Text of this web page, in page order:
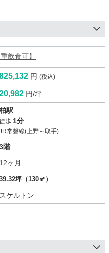
飲食可】
円 (税込)
円/坪
駅
歩 1分
常磐線(上野～取手)
階
12ヶ月
坪（130㎡）
スケルトン